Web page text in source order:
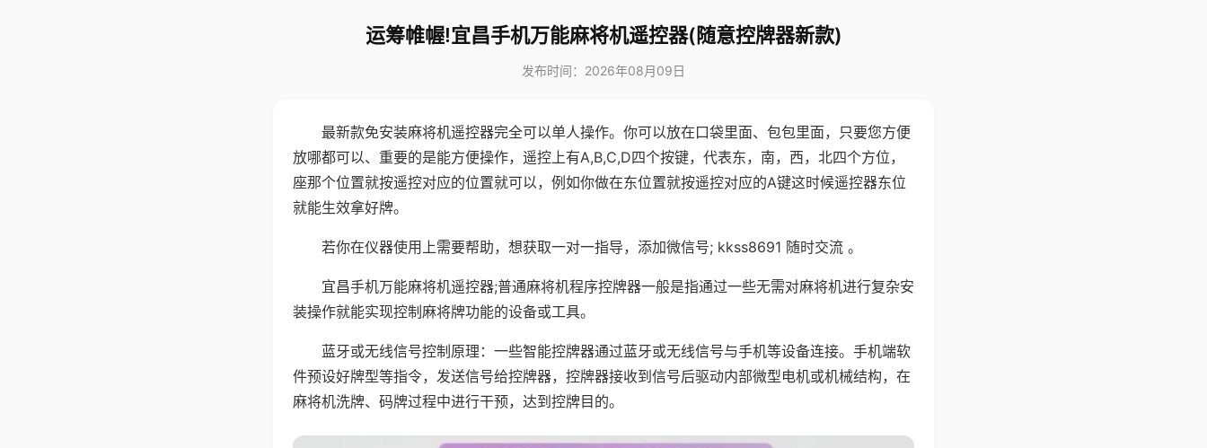
运筹帷幄!宜昌手机万能麻将机遥控器(随意控牌器新款)
发布时间：2026年08月09日
最新款免安装麻将机遥控器完全可以单人操作。你可以放在口袋里面、包包里面，只要您方便
放哪都可以、重要的是能方便操作，遥控上有A,B,C,D四个按键，代表东，南，西，北四个方位，
座那个位置就按遥控对应的位置就可以，例如你做在东位置就按遥控对应的A键这时候遥控器东位
就能生效拿好牌。
若你在仪器使用上需要帮助，想获取一对一指导，添加微信号; kkss8691 随时交流 。
宜昌手机万能麻将机遥控器;普通麻将机程序控牌器一般是指通过一些无需对麻将机进行复杂安
装操作就能实现控制麻将牌功能的设备或工具。
蓝牙或无线信号控制原理：一些智能控牌器通过蓝牙或无线信号与手机等设备连接。手机端软
件预设好牌型等指令，发送信号给控牌器，控牌器接收到信号后驱动内部微型电机或机械结构，在
麻将机洗牌、码牌过程中进行干预，达到控牌目的。